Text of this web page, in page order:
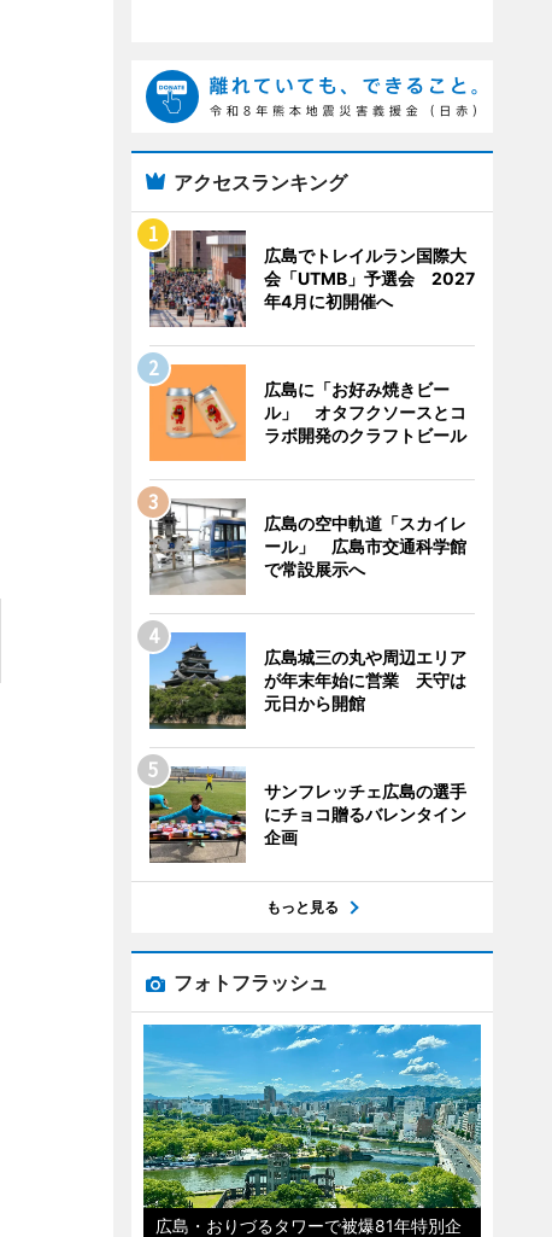
アクセスランキング
広島でトレイルラン国際大
会「UTMB」予選会 2027
年4月に初開催へ
広島に「お好み焼きビー
ル」 オタフクソースとコ
ラボ開発のクラフトビール
広島の空中軌道「スカイレ
ール」 広島市交通科学館
で常設展示へ
広島城三の丸や周辺エリア
が年末年始に営業 天守は
元日から開館
サンフレッチェ広島の選手
にチョコ贈るバレンタイン
企画
もっと見る
フォトフラッシュ
広島・おりづるタワーで被爆81年特別企